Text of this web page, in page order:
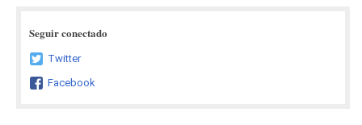
Seguir conectado
Twitter
Facebook